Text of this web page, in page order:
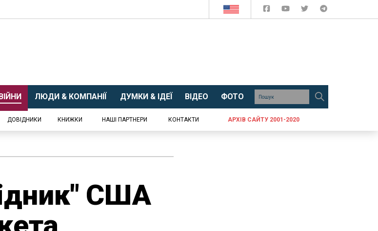
ЛЮДИ & КОМПАНІЇ ДУМКИ & ІДЕЇ ВІДЕО ФОТО
ДОВІДНИКИ КНИЖКИ НАШІ ПАРТНЕРИ КОНТАКТИ АРХІВ САЙТУ 2001-2020
США